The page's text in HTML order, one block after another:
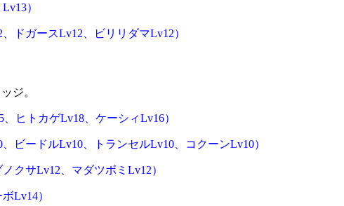
）
ドガースLv12、ビリリダマLv12）
ジ。
ヒトカゲLv18、ケーシィLv16）
ビードルLv10、トランセルLv10、コクーンLv10）
クサLv12、マダツボミLv12）
Lv14）